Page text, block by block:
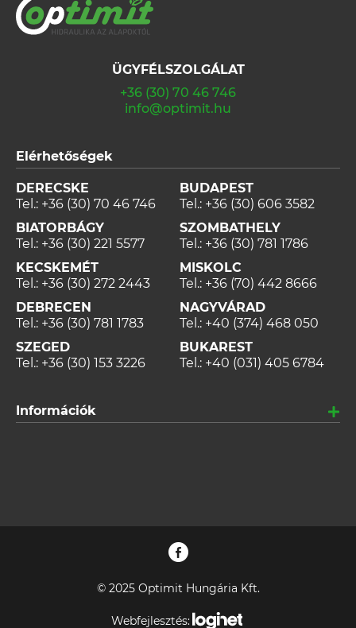
ÜGYFÉLSZOLGÁLAT
+36 (30) 70 46 746
info@optimit.hu
Elérhetőségek
DERECSKE
Tel.: +36 (30) 70 46 746
BIATORBÁGY
Tel.: +36 (30) 221 5577
KECSKEMÉT
Tel.: +36 (30) 272 2443
DEBRECEN
Tel.: +36 (30) 781 1783
SZEGED
Tel.: +36 (30) 153 3226
BUDAPEST
Tel.: +36 (30) 606 3582
SZOMBATHELY
Tel.: +36 (30) 781 1786
MISKOLC
Tel.: +36 (70) 442 8666
NAGYVÁRAD
Tel.: +40 (374) 468 050
BUKAREST
Tel.: +40 (031) 405 6784
Információk
© 2025 Optimit Hungária Kft.
Webfejlesztés: